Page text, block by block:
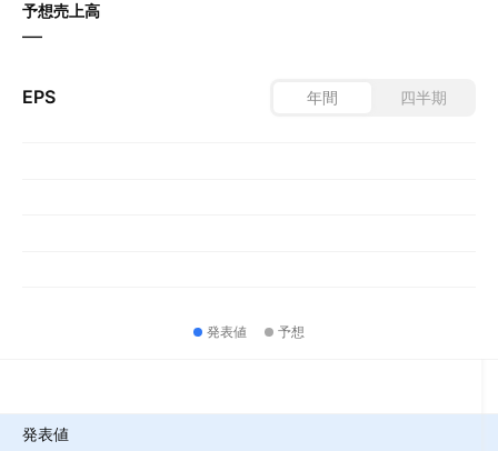
予想売上高
—
EPS 年間 四半期
発表値 予想
発表値